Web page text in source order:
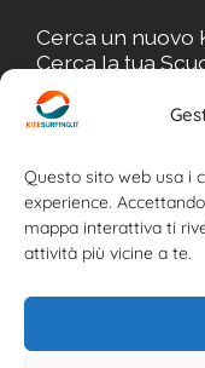
Questo sito web usa i
experience.
mappa interattiva ti
attività più vicine a te.
Cerca un nuovo
Cerca la tua
Cerca il tuo
Cerca
Cerca il tuo Usato